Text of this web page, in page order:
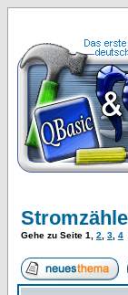
Gehe zu Seite 1 2 3 4